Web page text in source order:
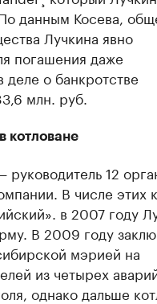
данным Косева,
Лучкина явно
погашения даже
о банкротстве
млн. руб.
котловане
12
В числе этих
в 2007 году
В 2009 году
мэрией на
из четырех
однако дальше